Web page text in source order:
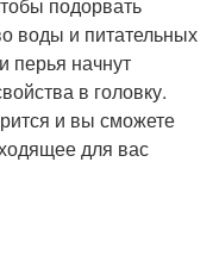
подорвать
воды и питательных
перья начнут
в головку.
и вы сможете
для вас